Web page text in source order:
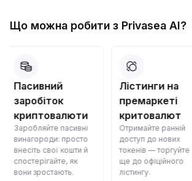
Що можна робити з Privasea AI?
Лістинги на
премаркеті
критовалют
Отримайте ранній
доступ до нових
токенів — торгуйте
ще до офіційного
лістингу.
Торгувати на
нашому
спотовому
ринку
Купуйте та
продавайте
криптовалюту за
спотовими цінами в